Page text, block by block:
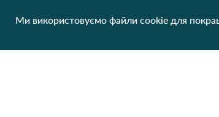
Ми використовуємо файли cookie для